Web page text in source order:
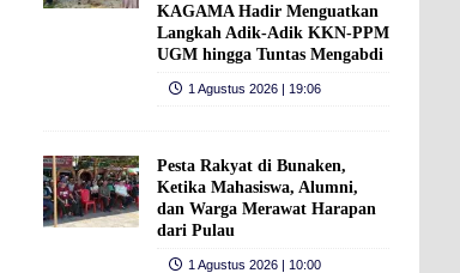
KAGAMA Hadir Menguatkan
Langkah Adik-Adik KKN-PPM
UGM hingga Tuntas Mengabdi
1 Agustus 2026 | 19:06
Pesta Rakyat di Bunaken,
Ketika Mahasiswa, Alumni,
dan Warga Merawat Harapan
dari Pulau
1 Agustus 2026 | 10:00